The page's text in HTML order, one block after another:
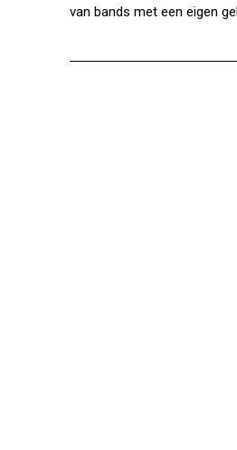
van bands met een eigen